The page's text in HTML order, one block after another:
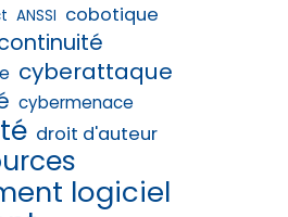
ANSSI cobotique
cyberattaque
cybermenace
droit d'auteur
logiciel